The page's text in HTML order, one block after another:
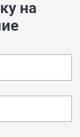
на